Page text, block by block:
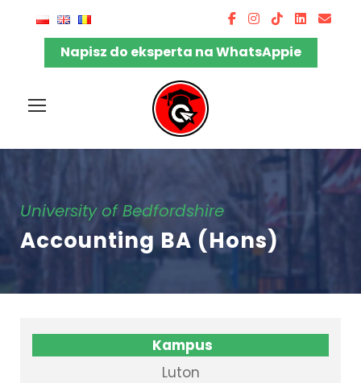
Napisz do eksperta na WhatsAppie
University of Bedfordshire
Accounting BA (Hons)
Kampus
Luton